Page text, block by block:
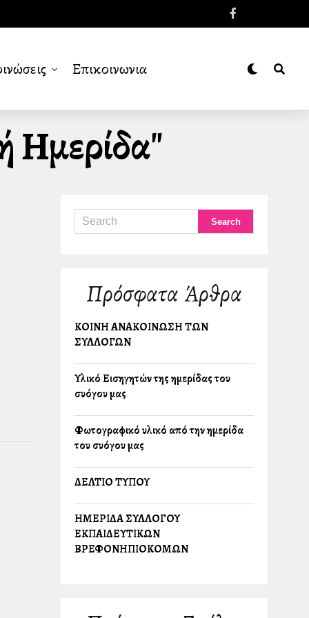
Επικοινωνια
Ημερίδα"
Πρόσφατα Άρθρα
ΚΟΙΝΗ ΑΝΑΚΟΙΝΩΣΗ ΤΩΝ
ΣΥΛΛΟΓΩΝ
Υλικό Εισηγητών της ημερίδας του
συλλόγου μας
Φωτογραφικό υλικό από την ημερίδα
του συλλόγου μας
ΔΕΛΤΙΟ ΤΥΠΟΥ
ΗΜΕΡΙΔΑ ΣΥΛΛΟΓΟΥ
ΕΚΠΑΙΔΕΥΤΙΚΩΝ
ΒΡΕΦΟΝΗΠΙΟΚΟΜΩΝ